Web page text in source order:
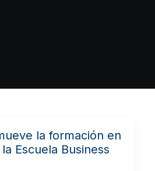
la formación en
Escuela Business